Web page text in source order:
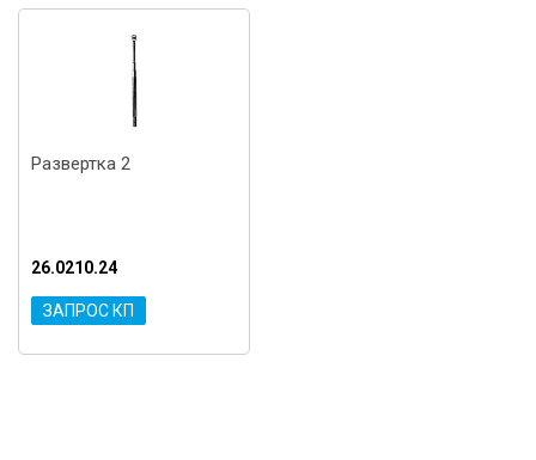
Развертка 2
26.0210.24
ЗАПРОС КП